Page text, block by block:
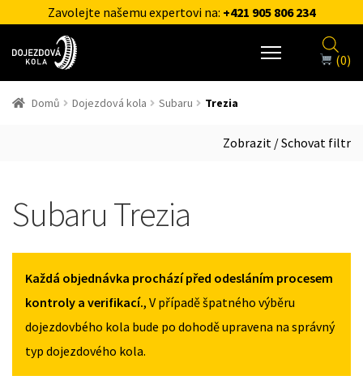
Zavolejte našemu expertovi na: +421 905 806 234
(0)
Domů Dojezdová kola Subaru Trezia
Zobrazit / Schovat filtr
Subaru Trezia
Každá objednávka prochází před odesláním procesem
kontroly a verifikací., V případě špatného výběru
dojezdovbého kola bude po dohodě upravena na správný
typ dojezdového kola.